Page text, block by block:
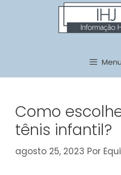
Menu
Como
tênis infantil?
agosto 25, 2023 Por